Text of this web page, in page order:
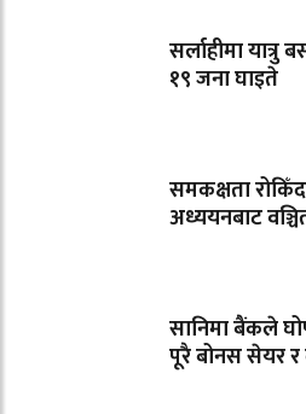
सर्लाहीमा यात्रु
१९ जना घाइते
समकक्षता
अध्ययनबाट
सानिमा बैंकले
पूरै बोनस सेयर